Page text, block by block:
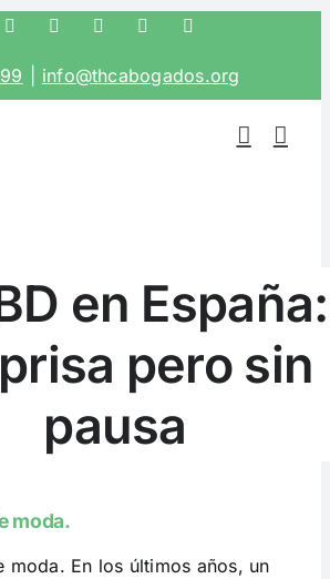
Twitter InstagramLinkedInCorreo
info@thcabogados.org
en España:
pero sin
pausa
moda.
moda. En los últimos años, un